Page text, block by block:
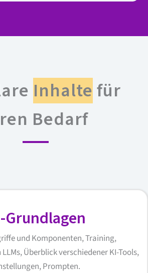
Inhaltefür
Bedarf
Grundlagen
und Komponenten, Training,
Überblick verschiedener KI-Tools,
Prompten.